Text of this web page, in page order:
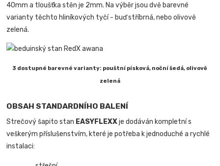
40mm a tloušťka stěn je 2mm. Na výběr jsou dvě barevné
varianty těchto hliníkových tyčí - buď stříbrná, nebo olivově
zelená.
3 dostupné barevné varianty: pouštní písková, noční šedá, olivově
zelená
OBSAH STANDARDNÍHO BALENÍ
Strečový šapito stan EASYFLEXXje dodáván kompletní s
veškerým příslušenstvím, které je potřeba k jednoduché a rychlé
instalaci: